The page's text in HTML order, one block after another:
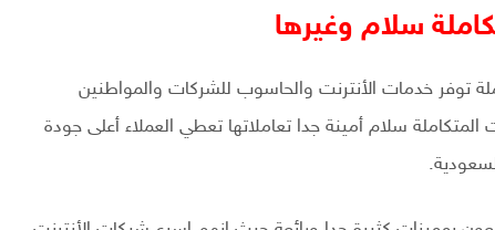
سلام وغيرها
توفر خدمات الأنترنت والحاسوب للشركات والمواطنين
سلام أمينة جدا تعاملاتها تعطي العملاء أعلى جودة